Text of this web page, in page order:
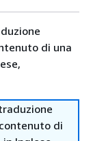
di una
di